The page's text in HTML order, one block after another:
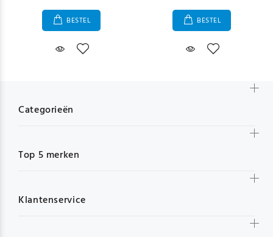
BESTEL BESTEL
Categorieën
Top 5 merken
Klantenservice